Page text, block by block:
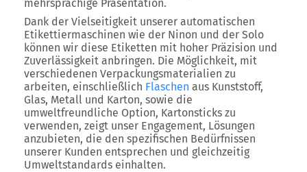
mehrsprachige Präsentation.
Dank der Vielseitigkeit unserer automatischen
Etikettiermaschinen wie der Ninon und der Solo
können wir diese Etiketten mit hoher Präzision und
Zuverlässigkeit anbringen. Die Möglichkeit, mit
verschiedenen Verpackungsmaterialien zu
arbeiten, einschließlich Flaschen aus Kunststoff,
Glas, Metall und Karton, sowie die
umweltfreundliche Option, Kartonsticks zu
verwenden, zeigt unser Engagement, Lösungen
anzubieten, die den spezifischen Bedürfnissen
unserer Kunden entsprechen und gleichzeitig
Umweltstandards einhalten.